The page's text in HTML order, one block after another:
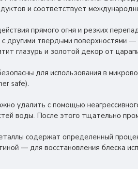
и соответствует
прямого огня и резких
с другими твердыми поверхностями
глазурь и золотой декор от
для использования в
safe).
удалить с помощью
воды. После этого тщательно
содержат определенный
— для восстановления блеска